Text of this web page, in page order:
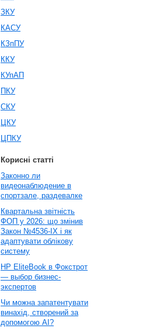
ЗКУ
КАСУ
КЗпПУ
ККУ
КУпАП
ПКУ
СКУ
ЦКУ
ЦПКУ
Корисні статті
Законно ли
видеонаблюдение в
спортзале, раздевалке
Квартальна звітність
ФОП у 2026: що змінив
Закон №4536-IX і як
адаптувати облікову
систему
HP EliteBook в Фокстрот
— выбор бизнес-
экспертов
Чи можна запатентувати
винахід, створений за
допомогою AI?